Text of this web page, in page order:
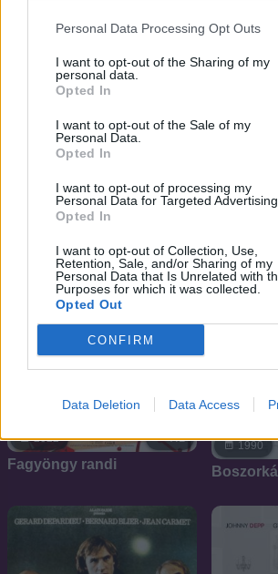
Personal Data Processing Opt Outs
I want to opt-out of the Sharing of my
personal data.
Opted In
I want to opt-out of the Sale of my
Personal Data.
Opted In
I want to opt-out of processing my
Personal Data for Targeted Advertising.
Opted In
I want to opt-out of Collection, Use,
Retention, Sale, and/or Sharing of my
Personal Data that Is Unrelated with
Purposes for which it was collected.
Opted Out
CONFIRM
Data Deletion Data Access
Gátlástalan örökösök Mr. Balhé
2022 7.1
Fagyöngy randi
1990